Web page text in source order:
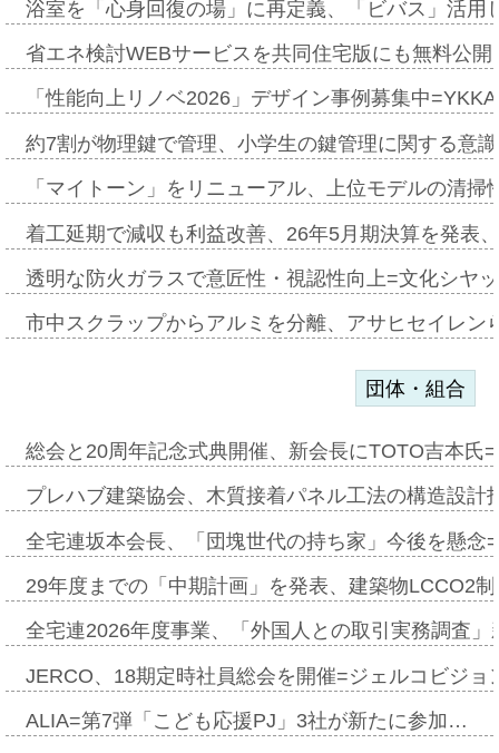
浴室を「心身回復の場」に再定義、「ビバス」活
省エネ検討WEBサービスを共同住宅版にも無料公
「性能向上リノベ2026」デザイン事例募集中
約7割が物理鍵で管理、小学生の鍵管理に関する意
「マイトーン」をリニューアル、上位モデルの清
着工延期で減収も利益改善、26年5月期決算を発表
透明な防火ガラスで意匠性・視認性向上=文化シヤ
市中スクラップからアルミを分離、アサヒセイレ
団体・組合
総会と20周年記念式典開催、新会長にTOTO吉本氏
プレハブ建築協会、木質接着パネル工法の構造設
全宅連坂本会長、「団塊世代の持ち家」今後を懸
29年度までの「中期計画」を発表、建築物LCCO2
全宅連2026年度事業、「外国人との取引実務調査
JERCO、18期定時社員総会を開催=ジェルコビジ
ALIA=第7弾「こども応援PJ」3社が新たに参加…